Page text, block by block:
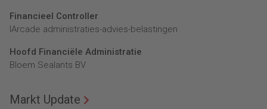
Financieel Controller
lArcade administraties-advies-belastingen
Hoofd Financiële Administratie
Bloem Sealants BV
Markt Update